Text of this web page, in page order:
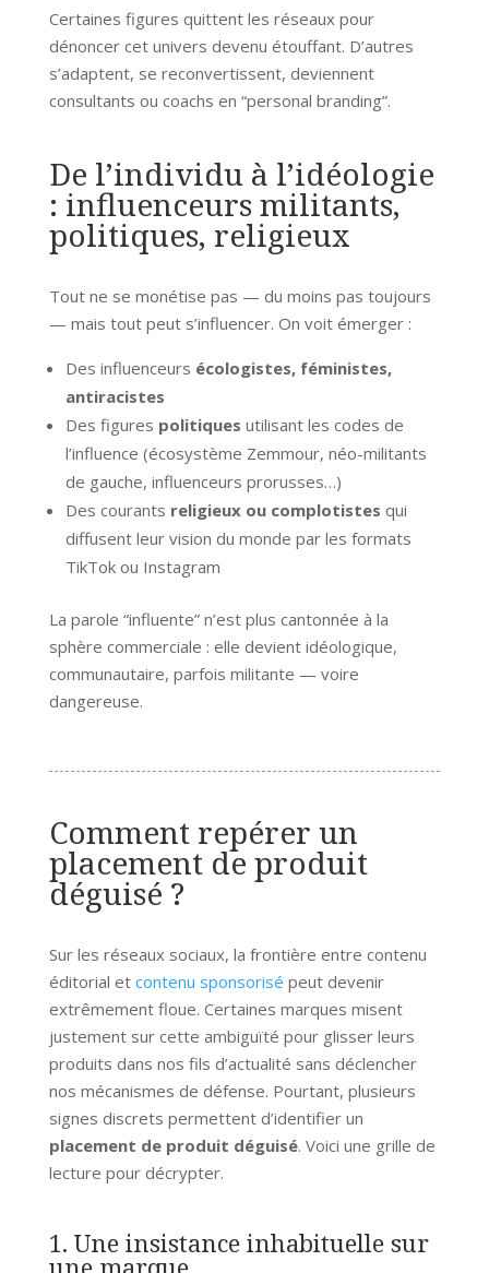
Certaines figures quittent les réseaux pour
dénoncer cet univers devenu étouffant. D’autres
s’adaptent, se reconvertissent, deviennent
consultants ou coachs en “personal branding”.
De l’individu à l’idéologie
: influenceurs militants,
politiques, religieux
Tout ne se monétise pas — du moins pas toujours
— mais tout peut s’influencer. On voit émerger :
Des influenceurs écologistes, féministes,
antiracistes
Des figures politiques utilisant les codes de
l’influence (écosystème Zemmour, néo-militants
de gauche, influenceurs prorusses…)
Des courants religieux ou complotistes qui
diffusent leur vision du monde par les formats
TikTok ou Instagram
La parole “influente” n’est plus cantonnée à la
sphère commerciale : elle devient idéologique,
communautaire, parfois militante — voire
dangereuse.
Comment repérer un
placement de produit
déguisé ?
Sur les réseaux sociaux, la frontière entre contenu
éditorial et contenu sponsorisé peut devenir
extrêmement floue. Certaines marques misent
justement sur cette ambiguïté pour glisser leurs
produits dans nos fils d’actualité sans déclencher
nos mécanismes de défense. Pourtant, plusieurs
signes discrets permettent d’identifier un
placement de produit déguisé. Voici une grille de
lecture pour décrypter.
1. Une insistance inhabituelle sur
une marque